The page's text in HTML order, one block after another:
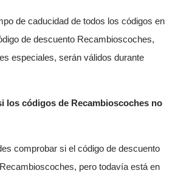
de caducidad de todos los códigos en
de descuento Recambioscoches,
especiales, serán válidos durante
los códigos de Recambioscoches no
comprobar si el código de descuento
pero todavía está en